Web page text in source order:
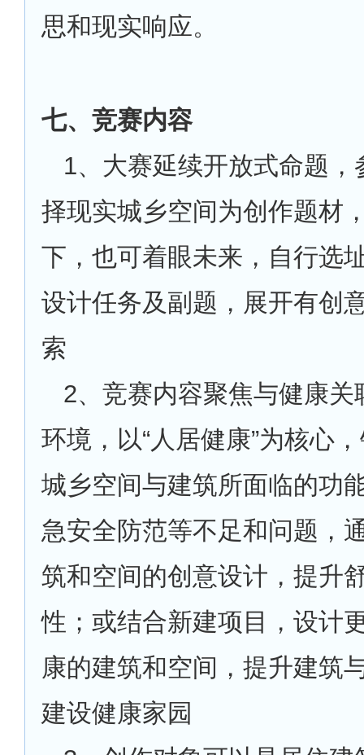
思和现实响应。
七、竞赛内容
1、大赛延续开放式命题，
择现实城乡空间为创作题材
下，也可着眼未来，自行选
设计任务及副题，展开有创
索
2、竞赛内容聚焦与健康关
环境，以“人居健康”为核心
城乡空间与建筑所面临的功
急安全防范等不足和问题，
筑和空间的创意设计，提升
性；或结合新建项目，设计
康的建筑和空间，提升建筑
建设健康家园